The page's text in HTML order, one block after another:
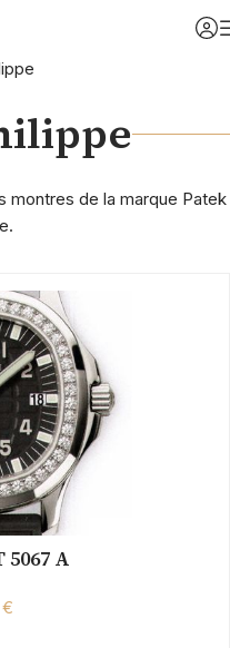
montres de la marque Patek
5067 A